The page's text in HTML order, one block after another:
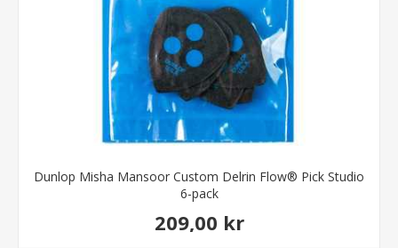
Dunlop Misha Mansoor Custom Delrin Flow® Pick Studio
6-pack
209,00 kr